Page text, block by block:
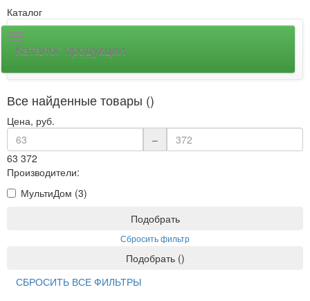
Каталог
Каталог продукции
Все найденные товары ()
Цена, руб.
–
63 372
Производители:
МультиДом (3)
Подобрать
Сбросить фильтр
Подобрать ()
СБРОСИТЬ ВСЕ ФИЛЬТРЫ